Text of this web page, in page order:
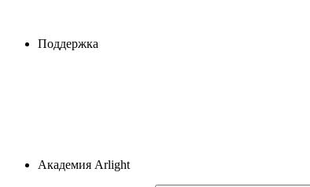
Поддержка
Академия Arlight